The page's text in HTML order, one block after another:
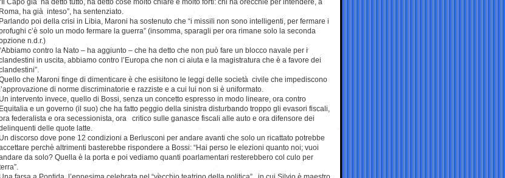
Capo già ha detto tutto, ha detto cose molto chiare e molto forti: chi ha orecchie per intendere, a
Roma, ha già inteso”, ha sentenziato.
Parlando poi della crisi in Libia, Maroni ha sostenuto che “i missili non sono intelligenti, per fermare i
c’è solo un modo fermare la guerra” (insomma, sparagli per ora rimane solo la seconda
n.d.r.)
contro la Nato – ha aggiunto – che ha detto che non può fare un blocco navale per i
in uscita, abbiamo contro l’Europa che non ci aiuta e la magistratura che è a favore dei
che Maroni finge di dimenticare è che esisitono le leggi delle società civile che impediscono
l’approvazione di norme discriminatorie e razziste e a cui lui non si è uniformato.
Un intervento invece, quello di Bossi, senza un concetto espresso in modo lineare, ora contro
Equitalia e un governo (il suo) che ha fatto peggio della sinistra disturbando troppo gli evasori fiscali,
federalista e ora secessionista, ora critico sulle ganasce fiscali alle auto e ora difensore dei
delle quote latte.
Un discorso dove pone 12 condizioni a Berlusconi per andare avanti che solo un ricattato potrebbe
perchè altrimenti basterebbe rispondere a Bossi: “Hai perso le elezioni quanto noi; vuoi
da solo? Quella è la porta e poi vediamo quanti poarlamentari resterebbero col culo per